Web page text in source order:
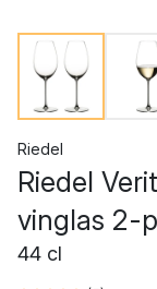
Riedel
Riedel
vinglas 2-
44 cl